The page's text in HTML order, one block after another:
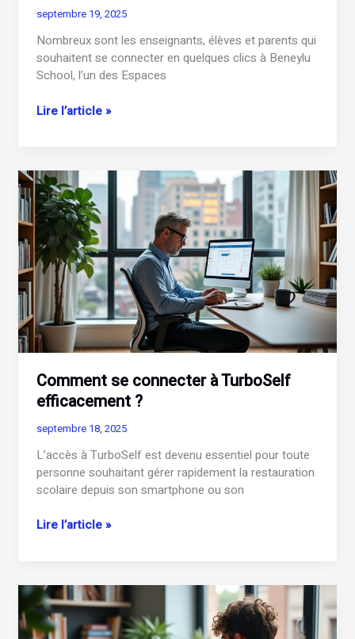
septembre 19, 2025
Nombreux sont les enseignants, élèves et parents qui
souhaitent se connecter en quelques clics à Beneylu
School, l’un des Espaces
Comment
à
Beneylu
School
Lire l’article »
Comment se connecter à TurboSelf
efficacement ?
septembre 18, 2025
L’accès à TurboSelf est devenu essentiel pour toute
personne souhaitant gérer rapidement la restauration
scolaire depuis son smartphone ou son
Comment
TurboSelf
efficacement
?
Lire l’article »